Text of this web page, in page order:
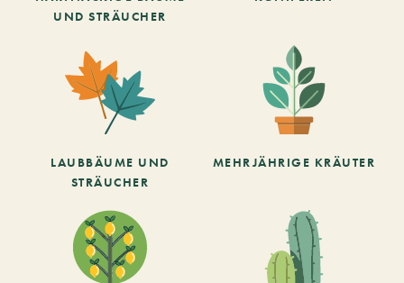
UND STRÄUCHER
LAUBBÄUME UND
STRÄUCHER
MEHRJÄHRIGE KRÄUTER